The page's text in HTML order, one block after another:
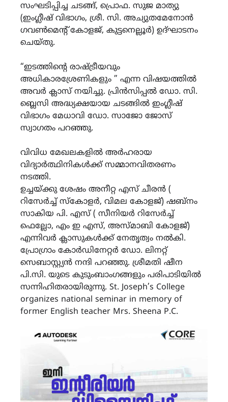
സംഘടിപ്പിച്ച ചടങ്ങ്, പ്രൊഫ. സുജ മാത്യു
(ഇംഗ്ലീഷ് വിഭാഗം, ശ്രീ. സി. അച്യുതമേനോൻ
ഗവൺമെൻ്റ് കോളജ്, കുട്ടനെല്ലൂർ) ഉദ്ഘാടനം
ചെയ്തു.
“ഇടത്തിൻ്റെ രാഷ്ട്രീയവും
അധികാരശ്രേണികളും ” എന്ന വിഷയത്തിൽ
അവർ ക്ലാസ് നയിച്ചു. പ്രിൻസിപ്പൽ ഡോ. സി.
ബ്ലെസി അദ്ധ്യക്ഷയായ ചടങ്ങിൽ ഇംഗ്ലീഷ്
വിഭാഗം മേധാവി ഡോ. സാജോ ജോസ്
സ്വാഗതം പറഞ്ഞു.
വിവിധ മേഖലകളിൽ അർഹരായ
വിദ്യാർത്ഥിനികൾക്ക് സമ്മാനവിതരണം
നടത്തി.
ഉച്ചയ്ക്കു ശേഷം അനീറ്റ എസ് ചീരൻ (
റിസേർച്ച് സ്കോളർ, വിമല കോളജ്) ഷബ്നം
സാകിയ പി. എസ് ( സീനിയർ റിസേർച്ച്
ഫെല്ലോ, എം ഇ എസ്, അസ്മാബി കോളജ്)
എന്നിവർ ക്ലാസുകൾക്ക് നേതൃത്വം നൽകി.
പ്രോഗ്രാം കോർഡിനേറ്റർ ഡോ. ലിനറ്റ്
സെബാസ്റ്റ്യൻ നന്ദി പറഞ്ഞു. ശ്രീമതി ഷീന
പി.സി. യുടെ കുടുംബാംഗങ്ങളും പരിപാടിയിൽ
സന്നിഹിതരായിരുന്നു. St. Joseph’s College
organizes national seminar in memory of
former English teacher Mrs. Sheena P.C.